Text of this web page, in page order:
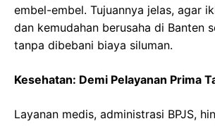
embel-embel. Tujuannya jelas, agar
dan kemudahan berusaha di Banten
tanpa dibebani biaya siluman.
Kesehatan: Demi Pelayanan Prima
Layanan medis, administrasi BPJS,